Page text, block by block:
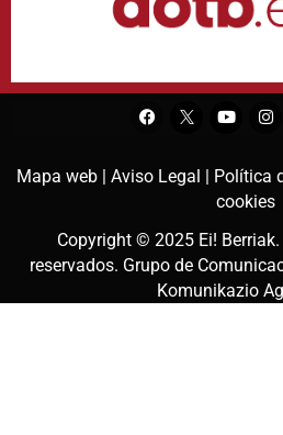
Mapa web | Aviso Legal | Política
cookies
Copyright © 2025 Ei! Berriak
reservados. Grupo de
Komunikazio